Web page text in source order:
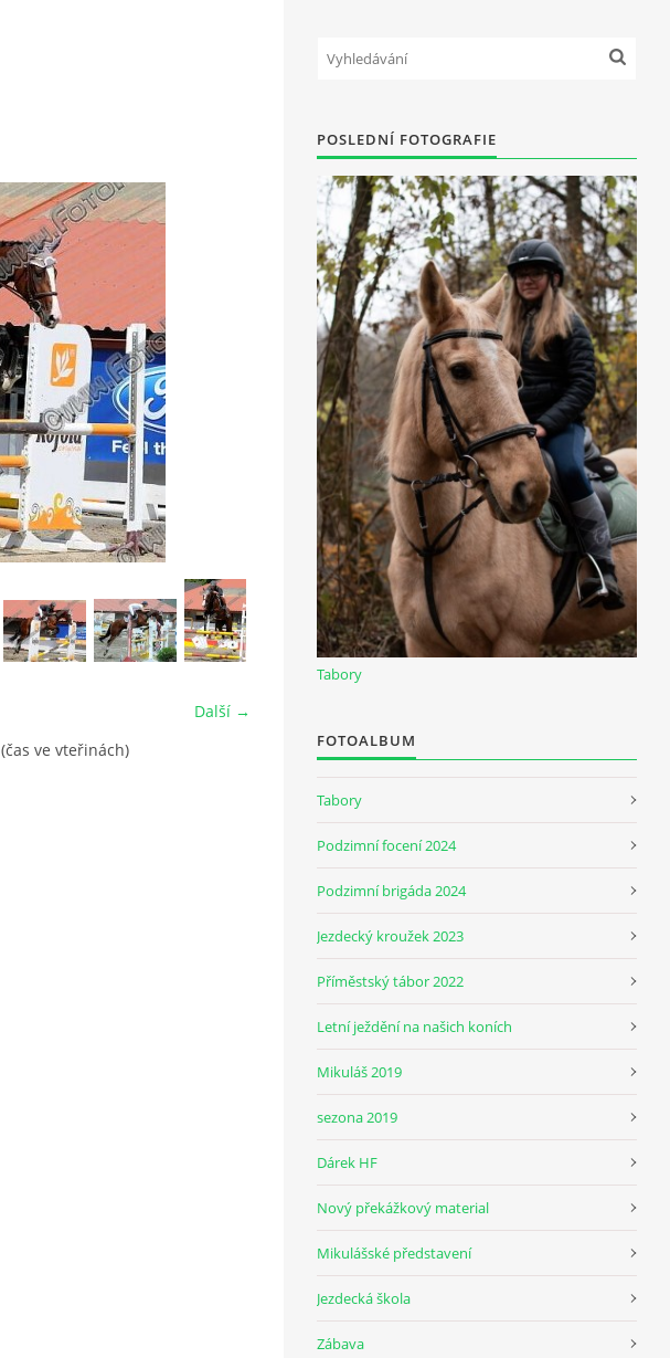
Další →
(čas ve vteřinách)
POSLEDNÍ FOTOGRAFIE
Tabory
FOTOALBUM
Tabory
Podzimní focení 2024
Podzimní brigáda 2024
Jezdecký kroužek 2023
Příměstský tábor 2022
Letní ježdění na našich koních
Mikuláš 2019
sezona 2019
Dárek HF
Nový překážkový material
Mikulášské představení
Jezdecká škola
Zábava